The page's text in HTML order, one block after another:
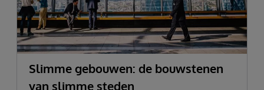
Slimme gebouwen: de bouwstenen
van slimme steden